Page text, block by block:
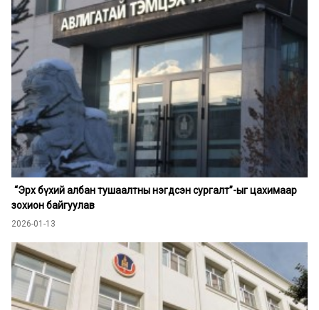
“Эрх бүхий албан тушаалтны нэгдсэн сургалт”-ыг цахимаар
зохион байгуулав
2026-01-13